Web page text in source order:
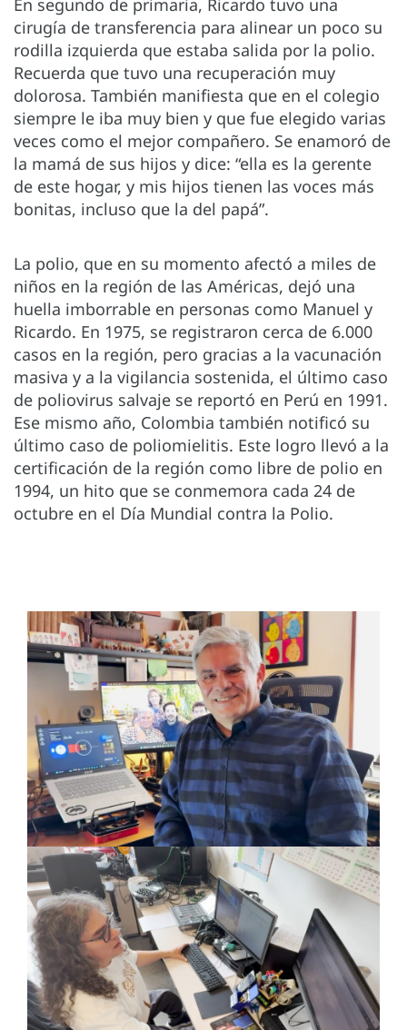
En segundo de primaria, Ricardo tuvo una
cirugía de transferencia para alinear un poco su
rodilla izquierda que estaba salida por la polio.
Recuerda que tuvo una recuperación muy
dolorosa. También manifiesta que en el colegio
siempre le iba muy bien y que fue elegido varias
veces como el mejor compañero. Se enamoró de
la mamá de sus hijos y dice: “ella es la gerente
de este hogar, y mis hijos tienen las voces más
bonitas, incluso que la del papá”.
La polio, que en su momento afectó a miles de
niños en la región de las Américas, dejó una
huella imborrable en personas como Manuel y
Ricardo. En 1975, se registraron cerca de 6.000
casos en la región, pero gracias a la vacunación
masiva y a la vigilancia sostenida, el último caso
de poliovirus salvaje se reportó en Perú en 1991.
Ese mismo año, Colombia también notificó su
último caso de poliomielitis. Este logro llevó a la
certificación de la región como libre de polio en
1994, un hito que se conmemora cada 24 de
octubre en el Día Mundial contra la Polio.